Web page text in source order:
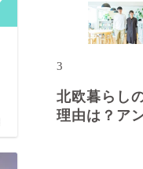
3
北欧暮らし
理由は？ア